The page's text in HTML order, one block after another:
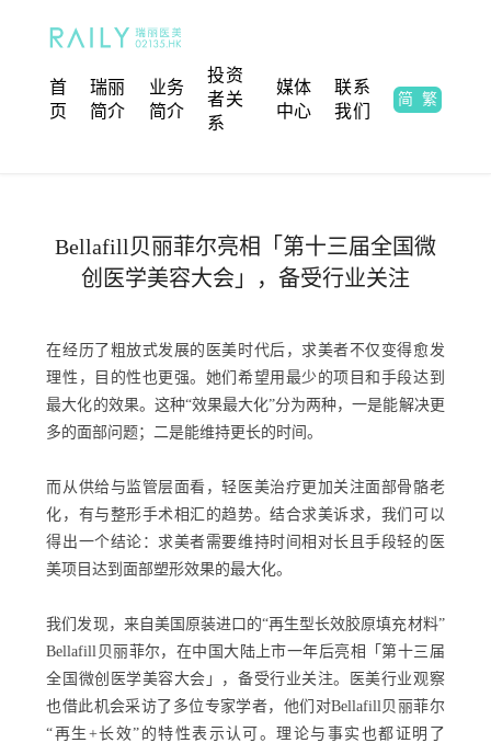
首
页
瑞丽
简介
业务
简介
投资
者关
系
媒体
中心
联系
我们
简 繁
Bellafill贝丽菲尔亮相「第十三届全国微
创医学美容大会」，备受行业关注
在经历了粗放式发展的医美时代后，求美者不仅变得愈发
理性，目的性也更强。她们希望用最少的项目和手段达到
最大化的效果。这种“效果最大化”分为两种，一是能解决更
多的面部问题；二是能维持更长的时间。
而从供给与监管层面看，轻医美治疗更加关注面部骨骼老
化，有与整形手术相汇的趋势。结合求美诉求，我们可以
得出一个结论：求美者需要维持时间相对长且手段轻的医
美项目达到面部塑形效果的最大化。
我们发现，来自美国原装进口的“再生型长效胶原填充材料”
Bellafill贝丽菲尔，在中国大陆上市一年后亮相「第十三届
全国微创医学美容大会」，备受行业关注。医美行业观察
也借此机会采访了多位专家学者，他们对Bellafill贝丽菲尔
“再生+长效”的特性表示认可。理论与事实也都证明了